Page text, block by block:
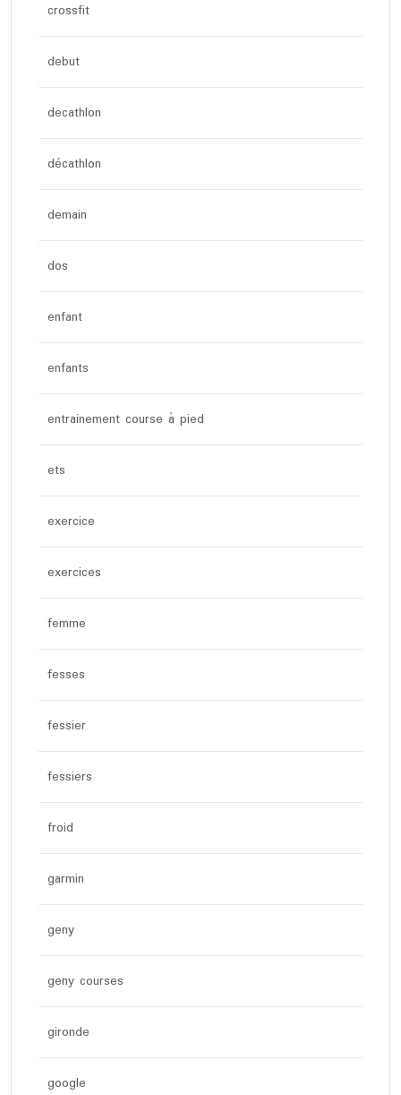
crossfit
debut
decathlon
décathlon
demain
dos
enfant
enfants
entrainement course à pied
ets
exercice
exercices
femme
fesses
fessier
fessiers
froid
garmin
geny
geny courses
gironde
google